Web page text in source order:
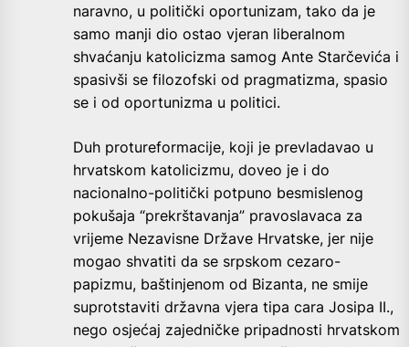
naravno, u politički oportunizam, tako da je
samo manji dio ostao vjeran liberalnom
shvaćanju katolicizma samog Ante Starčevića i
spasivši se filozofski od pragmatizma, spasio
se i od oportunizma u politici.
Duh protureformacije, koji je prevladavao u
hrvatskom katolicizmu, doveo je i do
nacionalno-politički potpuno besmislenog
pokušaja “prekrštavanja” pravoslavaca za
vrijeme Nezavisne Države Hrvatske, jer nije
mogao shvatiti da se srpskom cezaro-
papizmu, baštinjenom od Bizanta, ne smije
suprotstaviti državna vjera tipa cara Josipa II.,
nego osjećaj zajedničke pripadnosti hrvatskom